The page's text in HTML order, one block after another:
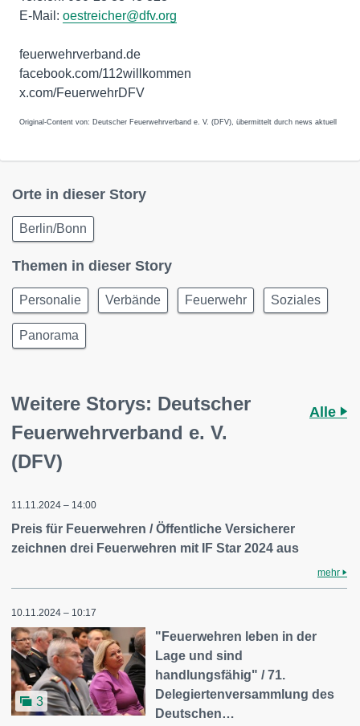
E-Mail: oestreicher@dfv.org
feuerwehrverband.de
facebook.com/112willkommen
x.com/FeuerwehrDFV
Original-Content von: Deutscher Feuerwehrverband e. V. (DFV), übermittelt durch news aktuell
Orte in dieser Story
Berlin/Bonn
Themen in dieser Story
Personalie Verbände Feuerwehr Soziales
Panorama
Weitere Storys: Deutscher
Feuerwehrverband e. V.
(DFV)
Alle
11.11.2024 – 14:00
Preis für Feuerwehren / Öffentliche Versicherer
zeichnen drei Feuerwehren mit IF Star 2024 aus
mehr
10.11.2024 – 10:17
3
"Feuerwehren leben in der
Lage und sind
handlungsfähig" / 71.
Delegiertenversammlung des
Deutschen…